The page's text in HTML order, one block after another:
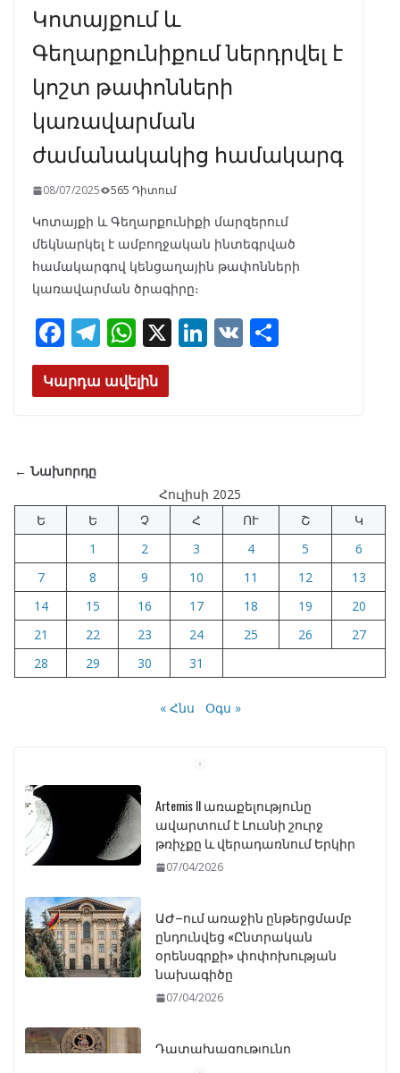
Կոտայքում և
Գեղարքունիքում ներդրվել է
կոշտ թափոնների
կառավարման
ժամանակակից համակարգ
08/07/2025 565 Դիտում
Կոտայքի և Գեղարքունիքի մարզերում
մեկնարկել է ամբողջական ինտեգրված
համակարգով կենցաղային թափոնների
կառավարման ծրագիրը։
F
ac
e
o
k
T
el
e
W
h
at
p
X Li V
Կարդա ավելին
← Նախորդը
Հուլիսի 2025
Ե
Ե Չ Հ ՈՒ Շ
Կ
1
2 3 4 5
6
7
8 9 10 11 12
13
14
15 16 17 18 19
20
21
22 23 24 25 26
27
28
29 30 31
« Հնս Օգս »
Artemis II առաքելությունը
ավարտում է Լուսնի շուրջ
թռիչքը և վերադառնում Երկիր
07/04/2026
ԱԺ–ում առաջին ընթերցմամբ
ընդունվեց «Ընտրական
օրենսգրքի» փոփոխության
նախագիծը
07/04/2026
Դատախազությունը